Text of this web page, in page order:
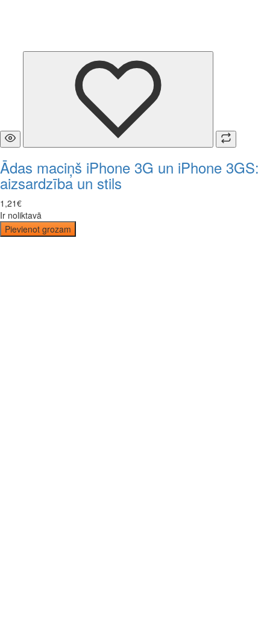
Ādas maciņš iPhone 3G un iPhone 3GS:
aizsardzība un stils
1 ,21€
Ir noliktavā
Pievienot grozam